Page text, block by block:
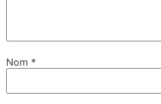
Nom *